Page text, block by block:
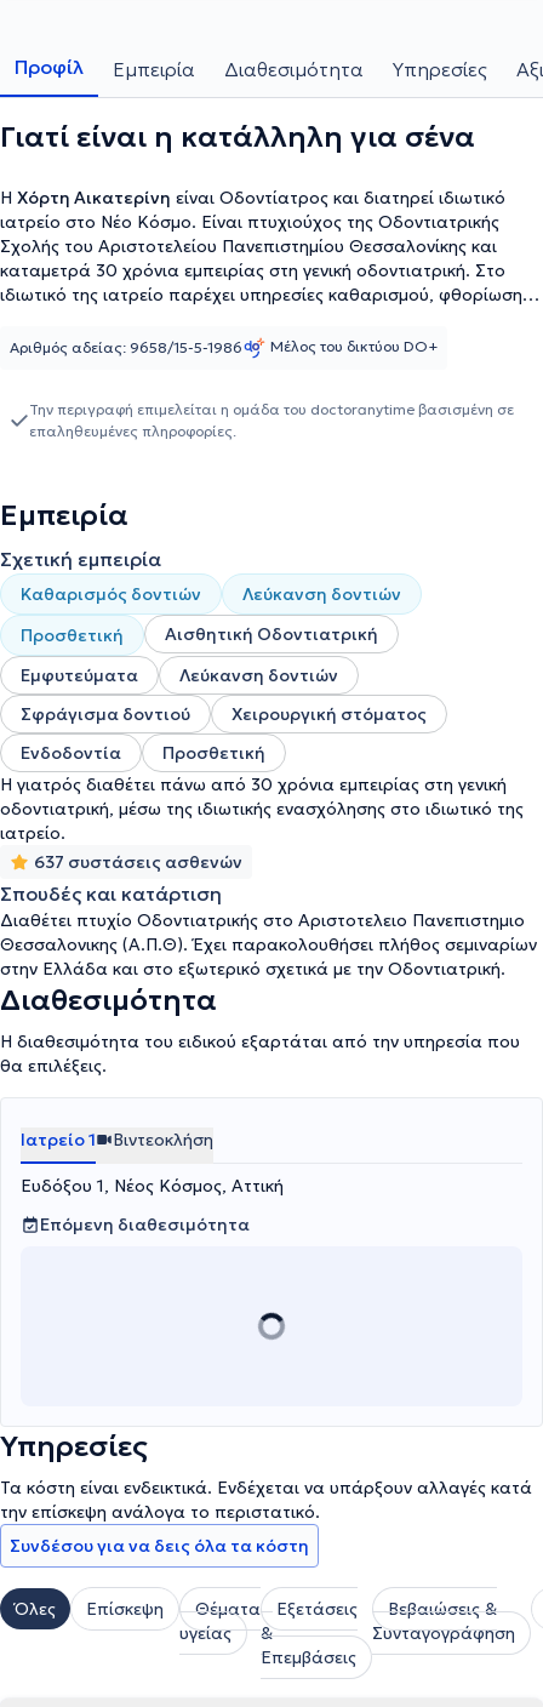
Προφίλ Εμπειρία Διαθεσιμότητα Υπηρεσίες
Γιατί είναι η κατάλληλη για σένα
Η Χόρτη Αικατερίνη είναι Οδοντίατρος και διατηρεί ιδιωτικό
ιατρείο στο Νέο Κόσμο. Είναι πτυχιούχος της Οδοντιατρικής
Σχολής του Αριστοτελείου Πανεπιστημίου Θεσσαλονίκης και
καταμετρά 30 χρόνια εμπειρίας στη γενική οδοντιατρική. Στο
ιδιωτικό της ιατρείο παρέχει υπηρεσίες καθαρισμού, φθορίωσης,
ελέγχου. Τέλος, έχει παρακολουθήσει πλήθος σεμιναρίων στην
Αριθμός αδείας: 9658/15-5-1986 Μέλος του δικτύου DO+
Την περιγραφή επιμελείται η ομάδα του doctoranytime βασισμένη σε
επαληθευμένες πληροφορίες.
Εμπειρία
Σχετική εμπειρία
Καθαρισμός δοντιών
Λεύκανση δοντιών
Προσθετική
Αισθητική Οδοντιατρική
Εμφυτεύματα
Λεύκανση δοντιών
Σφράγισμα δοντιού
Χειρουργική στόματος
Ενδοδοντία
Προσθετική
Η γιατρός διαθέτει πάνω από 30 χρόνια εμπειρίας στη γενική
οδοντιατρική, μέσω της ιδιωτικής ενασχόλησης στο ιδιωτικό της
ιατρείο.
637 συστάσεις ασθενών
Σπουδές και κατάρτιση
Διαθέτει πτυχίο Οδοντιατρικής στο Αριστοτελειο Πανεπιστημιο
Θεσσαλονικης (Α.Π.Θ). Έχει παρακολουθήσει πλήθος σεμιναρίων
στην Ελλάδα και στο εξωτερικό σχετικά με την Οδοντιατρική.
Διαθεσιμότητα
Η διαθεσιμότητα του ειδικού εξαρτάται από την υπηρεσία που
θα επιλέξεις.
Ιατρείο 1 Βιντεοκλήση
Ευδόξου 1, Νέος Κόσμος, Αττική
Επόμενη διαθεσιμότητα
Υπηρεσίες
Τα κόστη είναι ενδεικτικά. Ενδέχεται να υπάρξουν αλλαγές κατά
την επίσκεψη ανάλογα το περιστατικό.
Συνδέσου για να δεις όλα τα κόστη
Όλες Επίσκεψη
Θέματα
υγείας
Εξετάσεις
&
Επεμβάσεις
Βεβαιώσεις &
Συνταγογράφηση